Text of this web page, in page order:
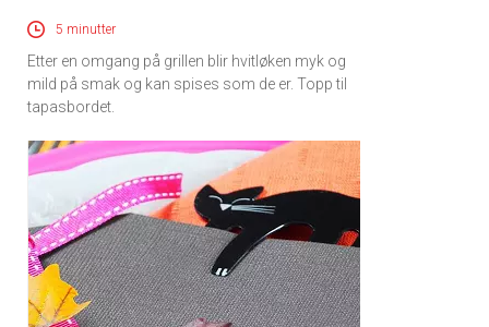
5 minutter
Etter en omgang på grillen blir hvitløken myk og
mild på smak og kan spises som de er. Topp til
tapasbordet.